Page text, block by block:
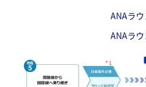
ANAラウ
ANAラウ